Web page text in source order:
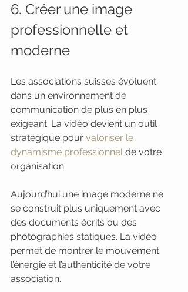
6. Créer une image
professionnelle et
moderne
Les associations suisses évoluent
dans un environnement de
communication de plus en plus
exigeant. La vidéo devient un outil
stratégique pour valoriser le
dynamisme professionnel de votre
organisation.
Aujourd’hui une image moderne ne
se construit plus uniquement avec
des documents écrits ou des
photographies statiques. La vidéo
permet de montrer le mouvement
l’énergie et l’authenticité de votre
association.